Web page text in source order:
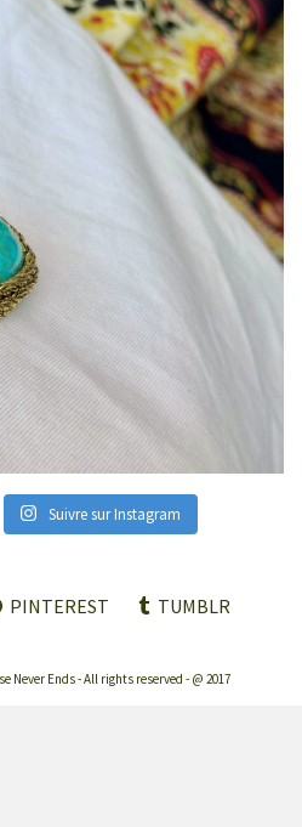
Suivre sur Instagram
PINTEREST TUMBLR
Never Ends - All rights reserved - @ 2017